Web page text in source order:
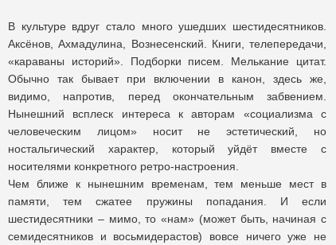
В культуре вдруг стало много ушедших шестидесятников.
Аксёнов, Ахмадулина, Вознесенский. Книги, телепередачи,
«караваны историй». Подборки писем. Мелькание цитат.
Обычно так бывает при включении в канон, здесь же,
видимо, напротив, перед окончательным забвением.
Нынешний всплеск интереса к авторам «социализма с
человеческим лицом» носит не эстетический, но
ностальгический характер, который уйдёт вместе с
носителями конкретного ретро-настроения.
Чем ближе к нынешним временам, тем меньше мест в
памяти, тем сжатее пружины попадания. И если
шестидесятники – мимо, то «нам» (может быть, начиная с
семидесятников и восьмидерастов) вовсе ничего уже не